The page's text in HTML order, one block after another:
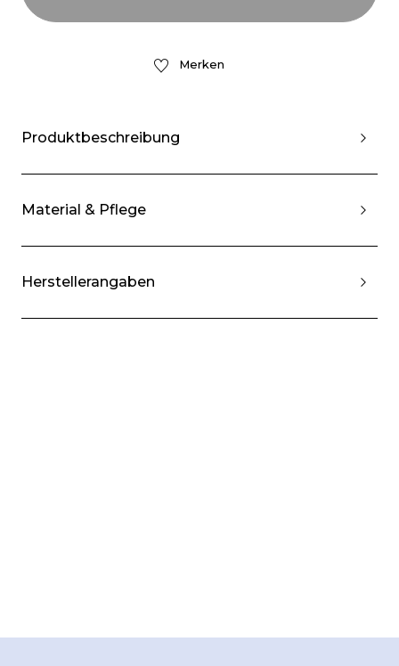
Merken
Produktbeschreibung
Material & Pflege
Herstellerangaben